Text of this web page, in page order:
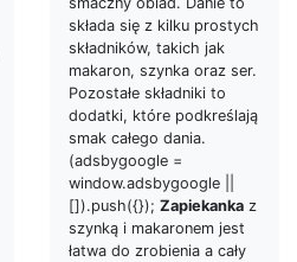
składa się z kilku prostych
składników, takich jak
makaron, szynka oraz ser.
Pozostałe składniki to
dodatki, które podkreślają
smak całego dania.
(adsbygoogle =
window.adsbygoogle ||
[]).push({}); Zapiekanka z
szynką i makaronem jest
łatwa do zrobienia a cały